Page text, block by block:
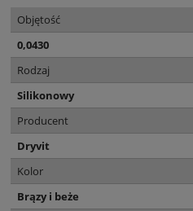
Objętość
0,0430
Rodzaj
Silikonowy
Producent
Dryvit
Kolor
Brązy i beże